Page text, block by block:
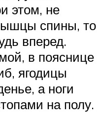
этом, не
спины, то
вперед.
в пояснице
ягодицы
а ноги
на полу.